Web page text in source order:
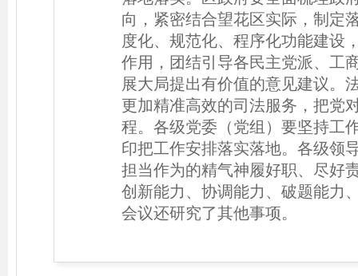
向，紧密结合望花区实际，制定
度化、规范化、程序化功能建设
作用，团结引导各民主党派、工
展大局提出有价值的意见建议。
更加精准高效的司法服务，把党
程。各级党委（党组）要坚持工
印把工作安排落实落地。各级领
担当作为的精气神履好职、尽好
创新能力、协调能力、破题能力
会议还研究了其他事项。